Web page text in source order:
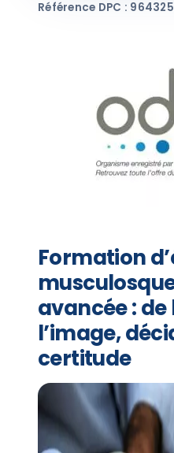
Référence DPC :
Formation
avancée :
l’image,
certitude